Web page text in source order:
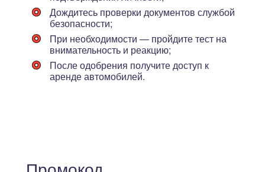
Дождитесь проверки документов службой
безопасности;
При необходимости — пройдите тест на
внимательность и реакцию;
После одобрения получите доступ к
аренде автомобилей.